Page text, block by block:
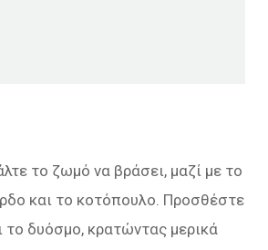
το ζωμό να βράσει, μαζί με το
και το κοτόπουλο. Προσθέστε
το δυόσμο, κρατώντας μερικά